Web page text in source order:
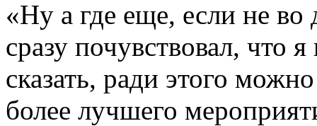
«Ну а где еще, если не
сразу почувствовал, что
сказать, ради этого
более лучшего